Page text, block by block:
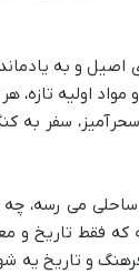
اصیل و به
اولیه
سفر
می رسه،
که فقط
و تاریخ یه